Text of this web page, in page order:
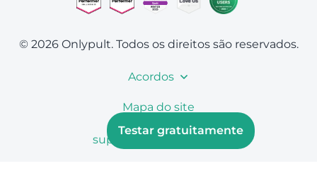
© 2026 Onlypult. Todos os direitos são reservados.
Acordos
Mapa do site
support@onlypult.com
Testar gratuitamente